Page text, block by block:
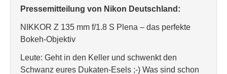
Pressemitteilung von Nikon Deutschland:
​NIKKOR Z 135 mm f/1.8 S Plena – das perfekte
Bokeh-Objektiv
Leute: Geht in den Keller und schwenkt den
Schwanz eures Dukaten-Esels ;-) Was sind schon